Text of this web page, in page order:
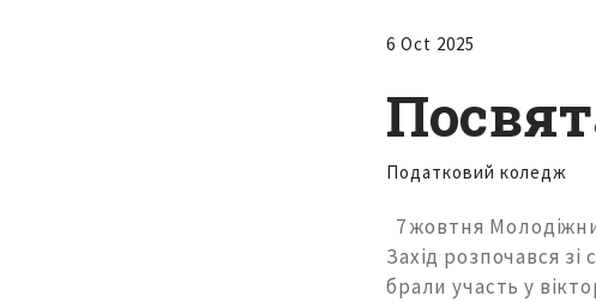
6 Oct 2025
Податковий коледж
7 жовтня
Захід розпочався
брали участь у